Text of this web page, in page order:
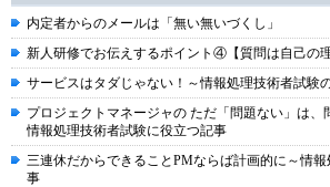
内定者からのメールは「無い無いづくし」
新人研修でお伝えするポイント④【質問は自己の
サービスはタダじゃない！～情報処理技術者試験
プロジェクトマネージャの ただ「問題ない」は、
情報処理技術者試験に役立つ記事
三連休だからできることPMならば計画的に～情
事